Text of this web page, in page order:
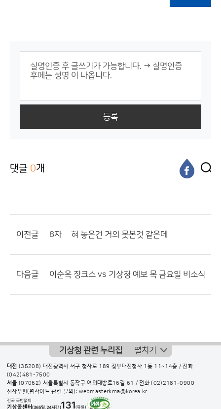
등록
댓글 0개
이전글 8자 눞혀 놓은건 거의 못본것 같은데
다음글 이순옥 징크스 vs 기상청 예보 목 금요일 비소식
기상청 관련 누리집 펼치기
대전 (35208) 대전광역시 서구 청사로 189 정부대전청사 1동 11~14층 / 전화
(042)481-7500
서울 (07062) 서울특별시 동작구 여의대방로16길 61 / 전화(02)2181-0900
전자우편(웹사이트 관련 문의): webmasterkma@korea.kr